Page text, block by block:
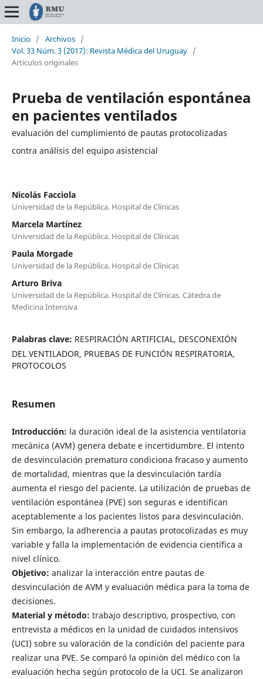
Inicio / Archivos /
Vol. 33 Núm. 3 (2017): Revista Médica del Uruguay /
Artículos originales
Prueba de ventilación espontánea
en pacientes ventilados
evaluación del cumplimiento de pautas protocolizadas
contra análisis del equipo asistencial
Nicolás Facciola
Universidad de la República. Hospital de Clínicas
Marcela Martínez
Universidad de la República. Hospital de Clínicas
Paula Morgade
Universidad de la República. Hospital de Clínicas
Arturo Briva
Universidad de la República. Hospital de Clínicas. Cátedra de
Medicina Intensiva
Palabras clave: RESPIRACIÓN ARTIFICIAL, DESCONEXIÓN
DEL VENTILADOR, PRUEBAS DE FUNCIÓN RESPIRATORIA,
PROTOCOLOS
Resumen
Introducción: la duración ideal de la asistencia ventilatoria
mecánica (AVM) genera debate e incertidumbre. El intento
de desvinculación prematuro condiciona fracaso y aumento
de mortalidad, mientras que la desvinculación tardía
aumenta el riesgo del paciente. La utilización de pruebas de
ventilación espontánea (PVE) son seguras e identifican
aceptablemente a los pacientes listos para desvinculación.
Sin embargo, la adherencia a pautas protocolizadas es muy
variable y falla la implementación de evidencia científica a
nivel clínico.
Objetivo: analizar la interacción entre pautas de
desvinculación de AVM y evaluación médica para la toma de
decisiones.
Material y método: trabajo descriptivo, prospectivo, con
entrevista a médicos en la unidad de cuidados intensivos
(UCI) sobre su valoración de la condición del paciente para
realizar una PVE. Se comparó la opinión del médico con la
evaluación hecha según protocolo de la UCI. Se analizaron